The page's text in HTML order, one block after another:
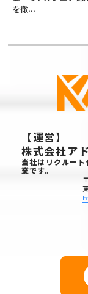
を徹...
【運営】
株式会社ア
当社はリクルー
業です。